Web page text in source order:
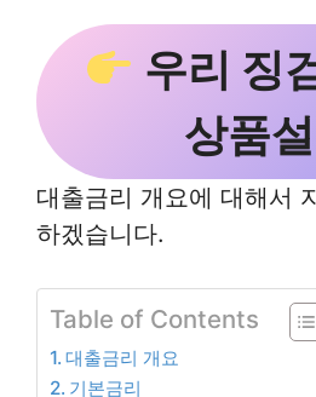
우리 징
상품
대출금리 개요에 대해서
하겠습니다.
Table of Contents
대출금리 개요
기본금리